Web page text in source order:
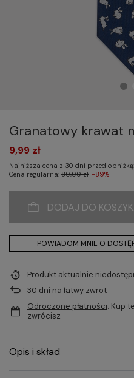
Granatowy krawat
9,99 zł
Najniższa cena z 30 dni przed obniżką:
Cena regularna: 89,99 zł -89%
DODAJ DO
POWIADOM MNIE O
Produkt aktualnie
30 dni na łatwy zwrot
Odroczone płatności. Kup
zwrócisz
Opis i skład